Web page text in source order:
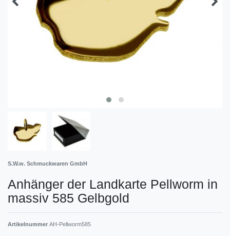
S.W.w. Schmuckwaren GmbH
Anhänger der Landkarte Pellworm in
massiv 585 Gelbgold
Artikelnummer AH-Pellworm585